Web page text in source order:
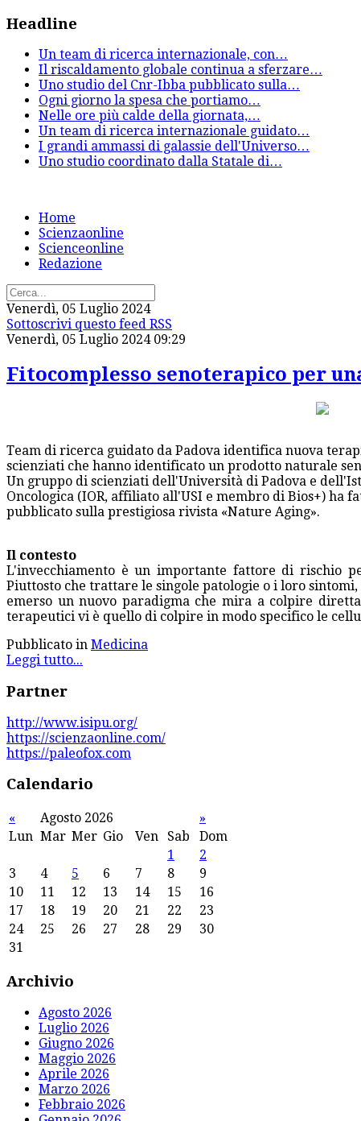
Headline
Un team di ricerca internazionale, con…
Il riscaldamento globale continua a sferzare…
Uno studio del Cnr-Ibba pubblicato sulla…
Ogni giorno la spesa che portiamo…
Nelle ore più calde della giornata,…
Un team di ricerca internazionale guidato…
I grandi ammassi di galassie dell'Universo…
Uno studio coordinato dalla Statale di…
Home
Scienzaonline
Scienceonline
Redazione
Venerdì, 05 Luglio 2024
Sottoscrivi questo feed RSS
Venerdì, 05 Luglio 2024 09:29
Fitocomplesso senoterapico per
Team di ricerca guidato da Padova identifica nuova
scienziati che hanno identificato un prodotto naturale
Un gruppo di scienziati dell'Università di Padova e
Oncologica (IOR, affiliato all'USI e membro di Bios+) ha
pubblicato sulla prestigiosa rivista «Nature Aging».
Il contesto
L'invecchiamento è un importante fattore di rischio
Piuttosto che trattare le singole patologie o i loro sintomi,
emerso un nuovo paradigma che mira a colpire
terapeutici vi è quello di colpire in modo specifico le
Pubblicato in Medicina
Leggi tutto...
Partner
http://www.isipu.org/
https://scienzaonline.com/
https://paleofox.com
Calendario
« Agosto 2026
»
Lun Mar Mer Gio Ven Sab
Dom
1
2
3
4 5 6 7 8
9
10
11 12 13 14 15
16
17
18 19 20 21 22
23
24
25 26 27 28 29
30
31
Archivio
Agosto 2026
Luglio 2026
Giugno 2026
Maggio 2026
Aprile 2026
Marzo 2026
Febbraio 2026